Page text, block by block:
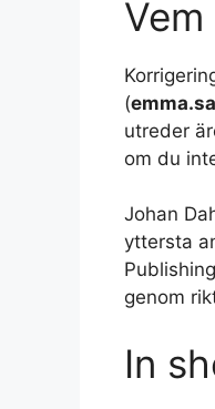
(
utreder
om du
Johan
yttersta
genom
In